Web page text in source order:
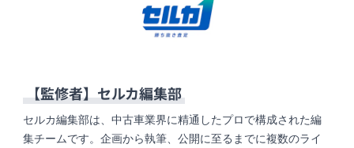
【監修者】セルカ編集部
セルカ編集部は、中古車業界に精通したプロで構成された編
集チームです。企画から執筆、公開に至るまでに複数のライ